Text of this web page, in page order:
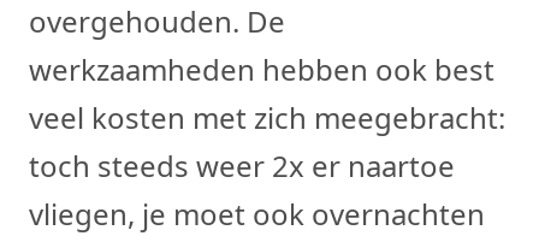
overgehouden. De
werkzaamheden hebben ook best
veel kosten met zich meegebracht:
toch steeds weer 2x er naartoe
vliegen, je moet ook overnachten